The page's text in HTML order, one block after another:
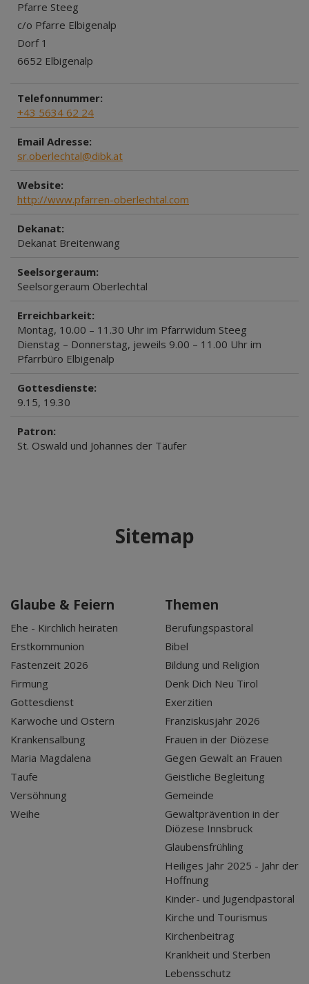
Pfarre Steeg
c/o Pfarre Elbigenalp
Dorf 1
6652 Elbigenalp
Telefonnummer:
+43 5634 62 24
Email Adresse:
sr.oberlechtal@dibk.at
Website:
http://www.pfarren-oberlechtal.com
Dekanat:
Dekanat Breitenwang
Seelsorgeraum:
Seelsorgeraum Oberlechtal
Erreichbarkeit:
Montag, 10.00 – 11.30 Uhr im Pfarrwidum Steeg
Dienstag – Donnerstag, jeweils 9.00 – 11.00 Uhr im
Pfarrbüro Elbigenalp
Gottesdienste:
9.15, 19.30
Patron:
St. Oswald und Johannes der Täufer
Sitemap
Glaube & Feiern
Ehe - Kirchlich heiraten
Erstkommunion
Fastenzeit 2026
Firmung
Gottesdienst
Karwoche und Ostern
Krankensalbung
Maria Magdalena
Taufe
Versöhnung
Weihe
Themen
Berufungspastoral
Bibel
Bildung und Religion
Denk Dich Neu Tirol
Exerzitien
Franziskusjahr 2026
Frauen in der Diözese
Gegen Gewalt an Frauen
Geistliche Begleitung
Gemeinde
Gewaltprävention in der
Diözese Innsbruck
Glaubensfrühling
Heiliges Jahr 2025 - Jahr der
Hoffnung
Kinder- und Jugendpastoral
Kirche und Tourismus
Kirchenbeitrag
Krankheit und Sterben
Lebensschutz